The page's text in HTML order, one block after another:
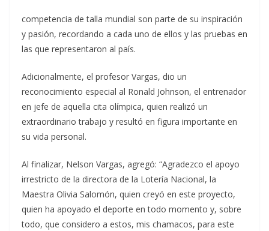
competencia de talla mundial son parte de su inspiración
y pasión, recordando a cada uno de ellos y las pruebas en
las que representaron al país.
Adicionalmente, el profesor Vargas, dio un
reconocimiento especial al Ronald Johnson, el entrenador
en jefe de aquella cita olímpica, quien realizó un
extraordinario trabajo y resultó en figura importante en
su vida personal.
Al finalizar, Nelson Vargas, agregó: “Agradezco el apoyo
irrestricto de la directora de la Lotería Nacional, la
Maestra Olivia Salomón, quien creyó en este proyecto,
quien ha apoyado el deporte en todo momento y, sobre
todo, que considero a estos, mis chamacos, para este